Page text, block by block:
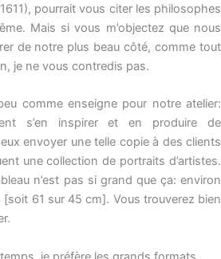
pourrait vous citer les philosophes
Mais si vous m’objectez que nous
de notre plus beau côté, comme tout
je ne vous contredis pas.
comme enseigne pour notre atelier:
s’en inspirer et en produire de
envoyer une telle copie à des clients
une collection de portraits d’artistes.
n’est pas si grand que ça: environ
61 sur 45 cm]. Vous trouverez bien